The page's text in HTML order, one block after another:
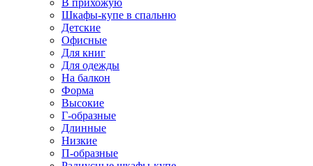
В прихожую
Шкафы-купе в спальню
Детские
Офисные
Для книг
Для одежды
На балкон
Форма
Высокие
Г-образные
Длинные
Низкие
П-образные